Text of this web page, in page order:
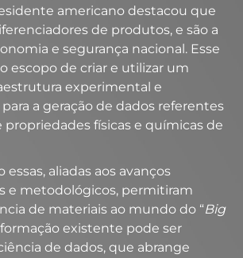
americano destacou que
de produtos, e são a
e segurança nacional. Esse
escopo de criar e utilizar um
experimental e
a geração de dados referentes
propriedades físicas e químicas de
essas, aliadas aos avanços
e metodológicos, permitiram
de materiais ao mundo do “Big
existente pode ser
de dados, que abrange